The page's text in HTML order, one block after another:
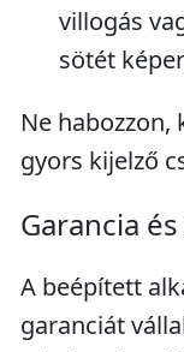
villogás
sötét
Ne habozzon,
gyors kijelző
Garancia
A beépített
garanciát